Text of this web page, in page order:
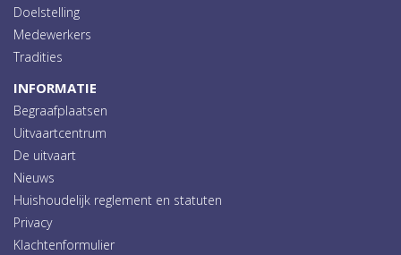
Doelstelling
Medewerkers
Tradities
INFORMATIE
Begraafplaatsen
Uitvaartcentrum
De uitvaart
Nieuws
Huishoudelijk reglement en statuten
Privacy
Klachtenformulier